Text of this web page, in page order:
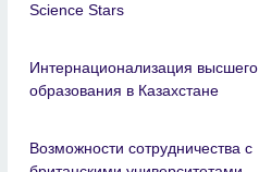
Science Stars
Интернационализация высшего
образования в Казахстане
Возможности сотрудничества с